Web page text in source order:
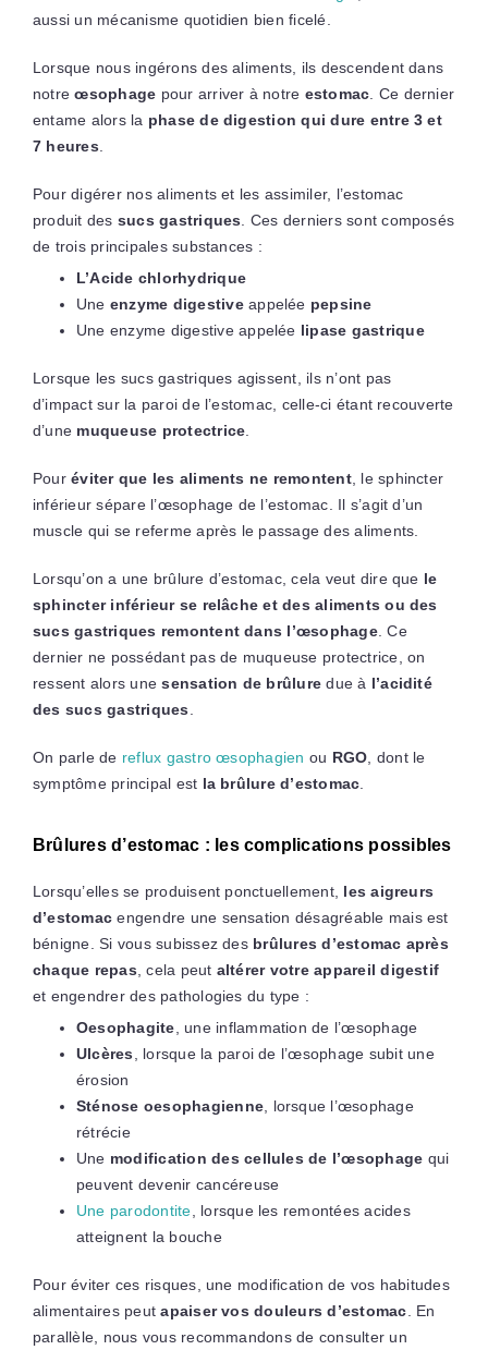
aussi un mécanisme quotidien bien ficelé.
Lorsque nous ingérons des aliments, ils descendent dans
notreœsophage pour arriver à notre estomac . Ce dernier
entame alors la phase de digestion qui dure entre 3 et
7 heures
Pour digérer nos aliments et les assimiler, l’estomac
produit des sucs gastriques . Ces derniers sont composés
de trois principales substances :
L’Acide chlorhydrique
Une enzyme digestiveappelée pepsine
Une enzyme digestive appelée lipase gastrique
Lorsque les sucs gastriques agissent, ils n’ont pas
d’impact sur la paroi de l’estomac, celle-ci étant recouverte
d’une muqueuse protectrice
Pouréviter que les aliments ne remontent, le sphincter
inférieur sépare l’œsophage de l’estomac. Il s’agit d’un
muscle qui se referme après le passage des aliments.
Lorsqu’on a une brûlure d’estomac, cela veut dire que le
sphincter inférieur se relâche et des aliments ou des
sucs gastriques remontent dans l’œsophage. Ce
dernier ne possédant pas de muqueuse protectrice, on
ressent alors unesensation de brûlure due à l’acidité
des sucs gastriques
On parle de reflux gastro œsophagien ou RGO , dont le
symptôme principal est la brûlure d’estomac
Brûlures d’estomac : les complications possibles
Lorsqu’elles se produisent ponctuellement, les aigreurs
d’estomac engendre une sensation désagréable mais est
bénigne. Si vous subissez des brûlures d’estomac après
chaque repas , cela peut altérer votre appareil digestif
et engendrer des pathologies du type :
Oesophagite , une inflammation de l’œsophage
Ulcères
, lorsque la paroi de l’œsophage subit une
érosion
Sténose oesophagienne , lorsque l’œsophage
rétrécie
Une modification des cellules de l’œsophage qui
peuvent devenir cancéreuse
Une parodontite , lorsque les remontées acides
atteignent la bouche
Pour éviter ces risques, une modification de vos habitudes
alimentaires peutapaiser vos douleurs d’estomac . En
parallèle, nous vous recommandons de consulter un